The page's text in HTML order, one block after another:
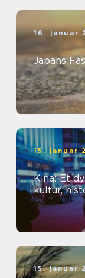
16. januar
Japans
15. januar
Kina: Et
kultur,
15. januar